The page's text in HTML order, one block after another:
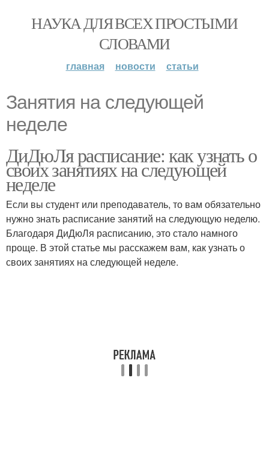
НАУКА ДЛЯ ВСЕХ ПРОСТЫМИ
СЛОВАМИ
главная новости статьи
Занятия на следующей
неделе
ДиДюЛя расписание: как узнать о
своих занятиях на следующей
неделе
Если вы студент или преподаватель, то вам обязательно
нужно знать расписание занятий на следующую неделю.
Благодаря ДиДюЛя расписанию, это стало намного
проще. В этой статье мы расскажем вам, как узнать о
своих занятиях на следующей неделе.